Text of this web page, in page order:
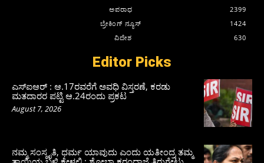
ಅಪರಾಧ
2399
ಬ್ರೇಕಿಂಗ್ ನ್ಯೂಸ್
1424
ವಿದೇಶ
630
Editor Picks
ಎಸ್‌ಐಆರ್‌ : ಆ.17ರವರೆಗೆ ಅವಧಿ ವಿಸ್ತರಣೆ, ಕರಡು
ಮತದಾರರ ಪಟ್ಟಿ ಆ.24ರಂದು ಪ್ರಕಟ
August 7, 2026
ನಮ್ಮ ಸಂಸ್ಕೃತಿ, ಧರ್ಮ ಯಾವುದು ಎಂದು ಯತೀಂದ್ರ ತಮ್ಮ